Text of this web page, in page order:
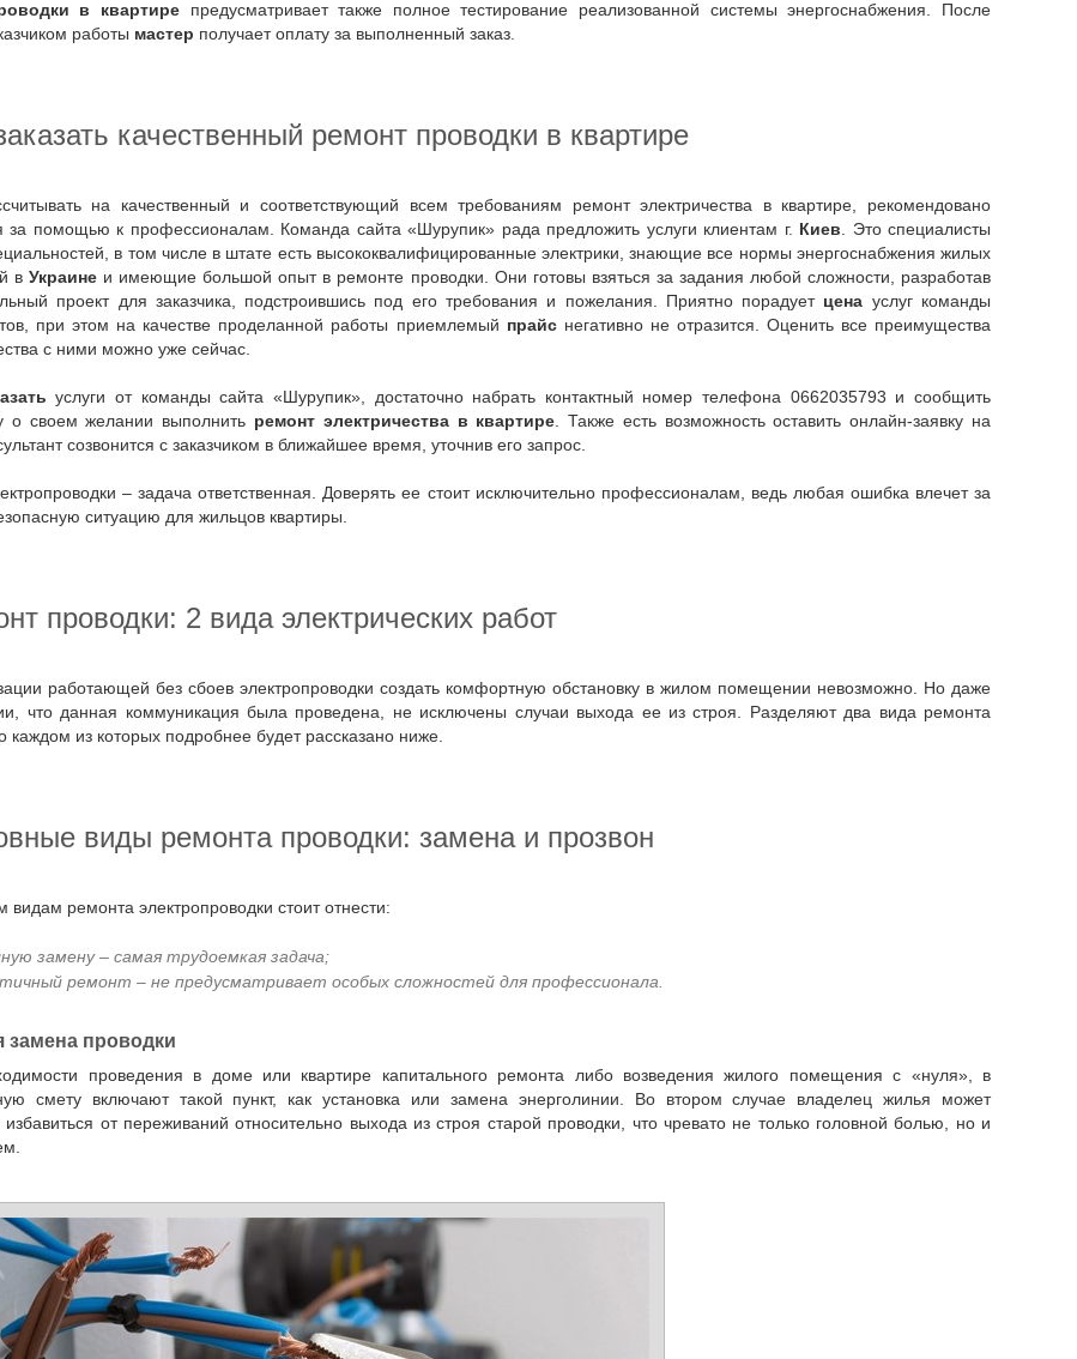
в квартирепредусматривает также полное тестирование реализованной системы энергоснабжения. После
работы мастер получает оплату за выполненный заказ.
качественный ремонт проводки в квартире
за помощью к профессионалам. Команда сайта «Шурупик» рада предложить услуги клиентам г. Киев. Это специалисты
в том числе в штате есть высококвалифицированные электрики, знающие все нормы энергоснабжения жилых
вУкраине и имеющие большой опыт в ремонте проводки. Они готовы взяться за задания любой сложности, разработав
проект для заказчика, подстроившись под его требования и пожелания. Приятно порадует цена услуг команды
при этом на качестве проделанной работы приемлемый прайснегативно не отразится. Оценить все преимущества
с ними можно уже сейчас.
услуги от команды сайта «Шурупик», достаточно набрать контактный номер телефона 0662035793 и сообщить
о своем желании выполнить ремонт электричества в квартире. Также есть возможность оставить онлайн-заявку на
созвонится с заказчиком в ближайшее время, уточнив его запрос.
ситуацию для жильцов квартиры.
проводки: 2 вида электрических работ
что данная коммуникация была проведена, не исключены случаи выхода ее из строя. Разделяют два вида ремонта
каждом из которых подробнее будет рассказано ниже.
виды ремонта проводки: замена и прозвон
видам ремонта электропроводки стоит отнести:
замену – самая трудоемкая задача;
ремонт – не предусматривает особых сложностей для профессионала.
замена проводки
смету включают такой пункт, как установка или замена энерголинии. Во втором случае владелец жилья может
избавиться от переживаний относительно выхода из строя старой проводки, что чревато не только головной болью, но и